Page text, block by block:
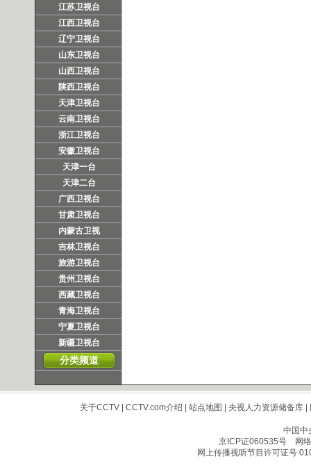
江苏卫视台
江西卫视台
辽宁卫视台
山东卫视台
山西卫视台
陕西卫视台
天津卫视台
云南卫视台
浙江卫视台
安徽卫视台
天津一台
天津二台
广西卫视台
甘肃卫视台
内蒙古卫视
吉林卫视台
旅游卫视台
贵州卫视台
西藏卫视台
青海卫视台
宁夏卫视台
新疆卫视台
分类频道
关于CCTV| CCTV.com介绍 站点地图 央视人力资源储备库|
中国中
京ICP证060535号网络
网上传播视听节目许可证号